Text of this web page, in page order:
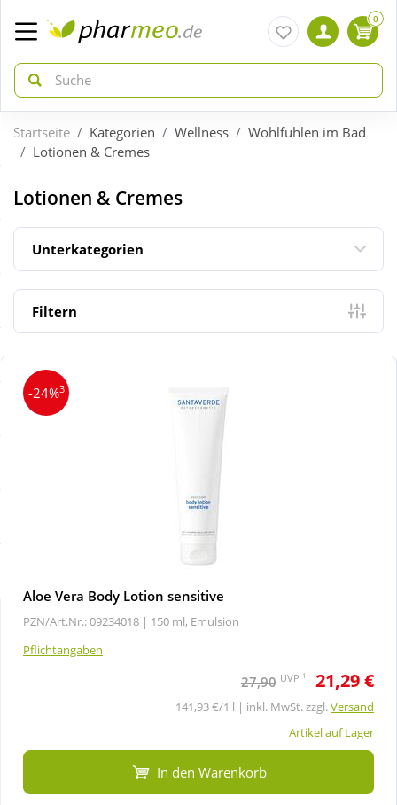
zurück
ÜBERSICHT AKTIONEN
Aktuelle Coupons
Neuheiten
Sale
zurück
ÜBERSICHT KATEGORIEN
Arzneimittel
Diabetes
Körperpflege & Kosmetik
Natur & Homöopathie
Tierbedarf
0
Startseite Kategorien Wellness
Wohlfühlen im Bad
Lotionen & Cremes
Lotionen & Cremes
Unterkategorien
Filtern
-24%3
Aloe Vera Body Lotion sensitive
PZN/Art.Nr.: 09234018 | 150 ml, Emulsion
Pflichtangaben
27,90 UVP 1 21,29 €
141,93 €/1 l | inkl. MwSt. zzgl.Versand
Artikel auf Lager
In den Warenkorb